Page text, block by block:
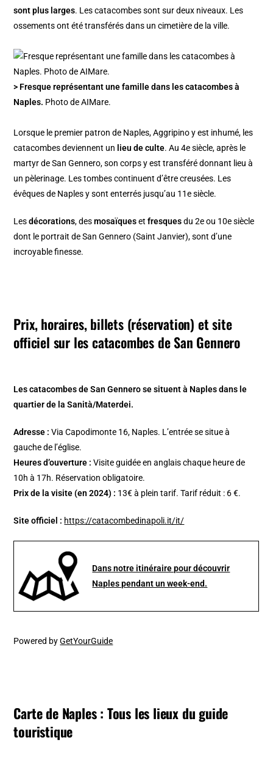
sont plus larges. Les catacombes sont sur deux niveaux. Les
ossements ont été transférés dans un cimetière de la ville.
> Fresque représentant une famille dans les catacombes à
Naples. Photo de AIMare.
Lorsque le premier patron de Naples, Aggripino y est inhumé, les
catacombes deviennent un lieu de culte. Au 4e siècle, après le
martyr de San Gennero, son corps y est transféré donnant lieu à
un pèlerinage. Les tombes continuent d’être creusées. Les
évêques de Naples y sont enterrés jusqu’au 11e siècle.
Lesdécorations, desmosaïquesetfresquesdu 2e ou 10e siècle
dont le portrait de San Gennero (Saint Janvier), sont d’une
incroyable finesse.
Prix, horaires, billets (réservation) et site
officiel sur les catacombes de San Gennero
Les catacombes de San Gennero se situent à Naples dans le
quartier de la Sanità/Materdei.
Adresse : Via Capodimonte 16, Naples. L’entrée se situe à
gauche de l’église.
Heures d’ouverture : Visite guidée en anglais chaque heure de
10h à 17h. Réservation obligatoire.
Prix de la visite (en 2024) : 13€ à plein tarif. Tarif réduit : 6 €.
Site officiel : https://catacombedinapoli.it/it/
Dans notre itinéraire pour découvrir
Naples pendant un week-end.
Powered byGetYourGuide
Carte de Naples : Tous les lieux du guide
touristique